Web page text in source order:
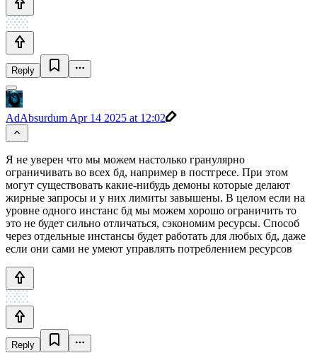
Reply
AdAbsurdum Apr 14 2025 at 12:02
Я не уверен что мы можем настолько гранулярно
ограничивать во всех бд, например в постгресе. При этом
могут существовать какие-нибудь демоны которые делают
жирные запросы и у них лимиты завышены. В целом если на
уровне одного инстанс бд мы можем хорошо ограничить то
это не будет сильно отличаться, сэкономим ресурсы. Способ
через отдельные инстансы будет работать для любых бд, даже
если они сами не умеют управлять потреблением ресурсов
Reply